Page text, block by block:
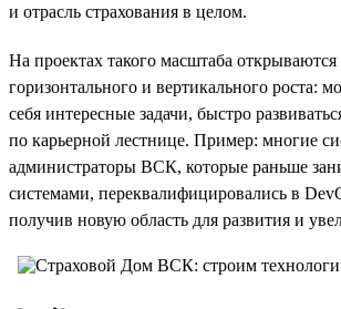
и отрасль страхования в целом.
На проектах такого масштаба
горизонтального и вертикального роста:
себя интересные задачи, быстро
по карьерной лестнице. Пример: многие
администраторы ВСК, которые раньше
системами, переквалифицировались в
получив новую область для развития и